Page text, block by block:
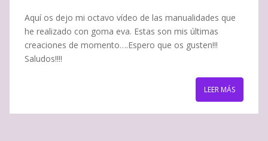
Aquí os dejo mi octavo vídeo de las manualidades que
he realizado con goma eva. Estas son mis últimas
creaciones de momento….Espero que os gusten!!!
Saludos!!!!
LEER MÁS